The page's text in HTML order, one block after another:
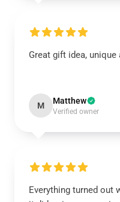
Great gift idea, unique
M Matthew
Verified owner
Everything turned out